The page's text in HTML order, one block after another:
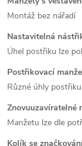
Montáž bez nářadí
Nastavitelná
Úhel postřiku lze
Postřikovací
Různé úhly
Znovuuzavíratelné
Manžetu lze dle
Kolík se